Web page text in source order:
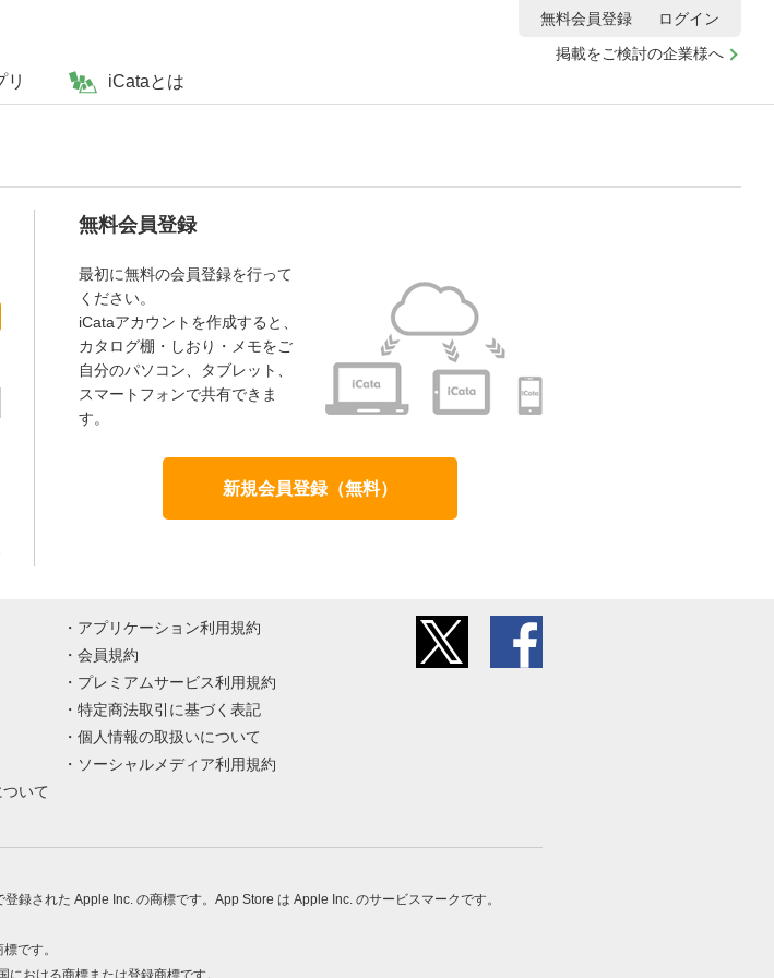
リ iCataとは
掲載をご検討の企業様へ
無料会員登録 ログイン
無料会員登録
最初に無料の会員登録を行って
ください。
iCataアカウントを作成すると、
カタログ棚・しおり・メモをご
自分のパソコン、タブレット、
スマートフォンで共有できま
す。
新規会員登録（無料）
いて
アプリケーション利用規約
会員規約
プレミアムサービス利用規約
特定商法取引に基づく表記
個人情報の取扱いについて
ソーシャルメディア利用規約
された Apple Inc. の商標です。App Store は Apple Inc. のサービスマークです。
です。
おける商標または登録商標です。